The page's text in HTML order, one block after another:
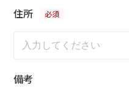
住所
備考